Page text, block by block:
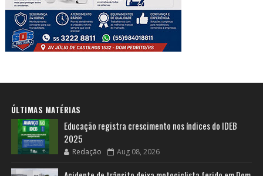
ÚLTIMAS MATÉRIAS
Educação registra crescimento nos índices do IDEB
2025
Redação Aug 08, 2026